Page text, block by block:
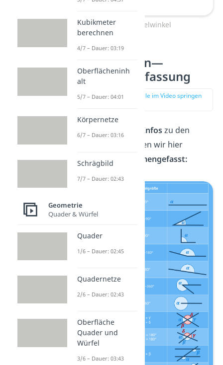
Wechselwinkel
Winkelarten—
Zusammenfassung
zur Stelle im Video springen
Die wichtigsten Infoszu den
Winkelarten haben wir hier
nochmal
zusammengefasst:
Kubikmeter
berechnen
4/7 – Dauer: 03:19
Oberflächeninh
alt
5/7 – Dauer: 04:01
Körpernetze
6/7 – Dauer: 03:16
Schrägbild
7/7 – Dauer: 02:43
Geometrie
Quader & Würfel
Quader
1/6 – Dauer: 02:45
Quadernetze
2/6 – Dauer: 02:43
Oberfläche
Quader und
Würfel
3/6 – Dauer: 03:43